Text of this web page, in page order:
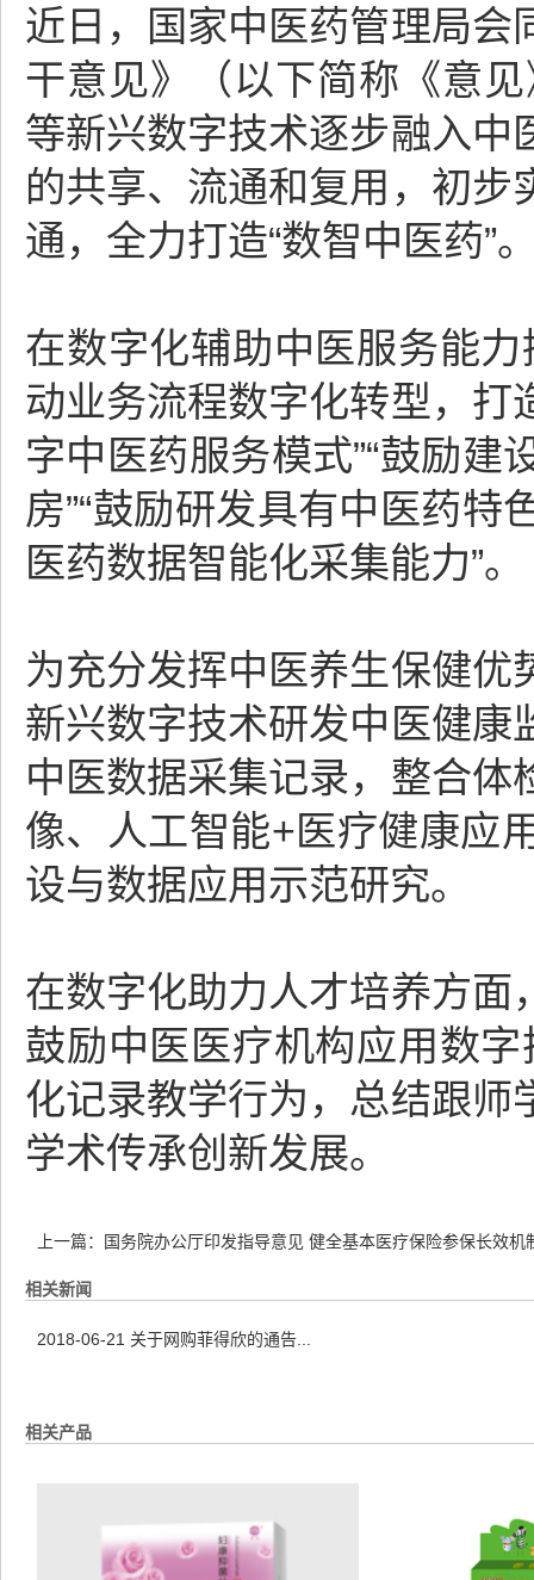
近日，国家中医药管理局会
干意见》（以下简称《意
等新兴数字技术逐步融入中
的共享、流通和复用，初
通，全力打造“数智中医药”
在数字化辅助中医服务能
动业务流程数字化转型，打
字中医药服务模式”“鼓励
房”“鼓励研发具有中医药
医药数据智能化采集能力”。
为充分发挥中医养生保健优
新兴数字技术研发中医健康
中医数据采集记录，整合
像、人工智能+医疗健康应
设与数据应用示范研究。
在数字化助力人才培养方面
鼓励中医医疗机构应用数字
化记录教学行为，总结跟师
学术传承创新发展。
上一篇： 国务院办公厅印发指导意见 健全基本医疗保险参保长效机
相关新闻
2018-06-21 关于网购菲得欣的通告...
相关产品